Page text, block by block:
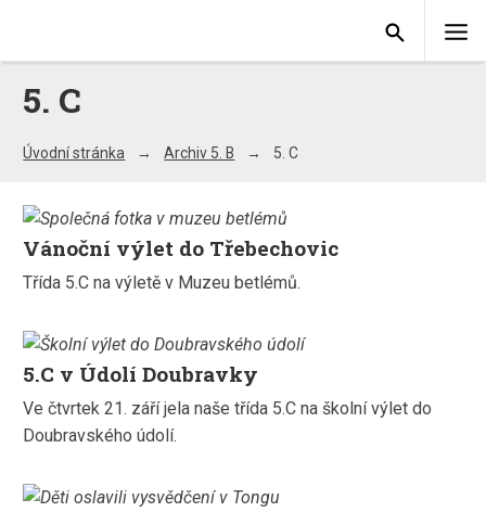
5. C
Úvodní stránka Archiv 5. B 5. C
Vánoční výlet do Třebechovic
Třída 5.C na výletě v Muzeu betlémů.
5.C v Údolí Doubravky
Ve čtvrtek 21. září jela naše třída 5.C na školní výlet do
Doubravského údolí.